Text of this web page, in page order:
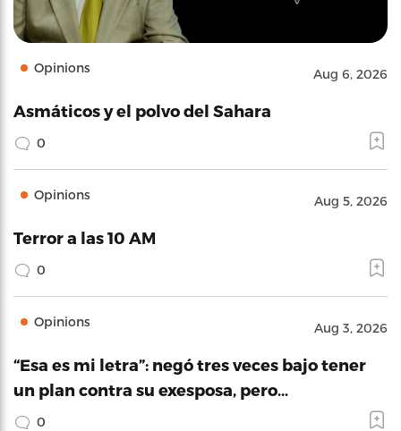
Opinions Aug 6, 2026
Asmáticos y el polvo del Sahara
0
Opinions Aug 5, 2026
Terror a las 10 AM
0
Opinions Aug 3, 2026
“Esa es mi letra”: negó tres veces bajo tener
un plan contra su exesposa, pero…
0